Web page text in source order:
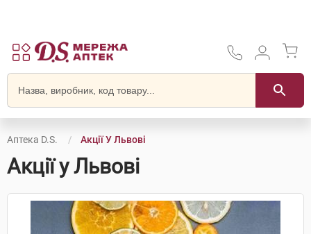
Аптека D.S. Акції У Львові
Акції у Львові